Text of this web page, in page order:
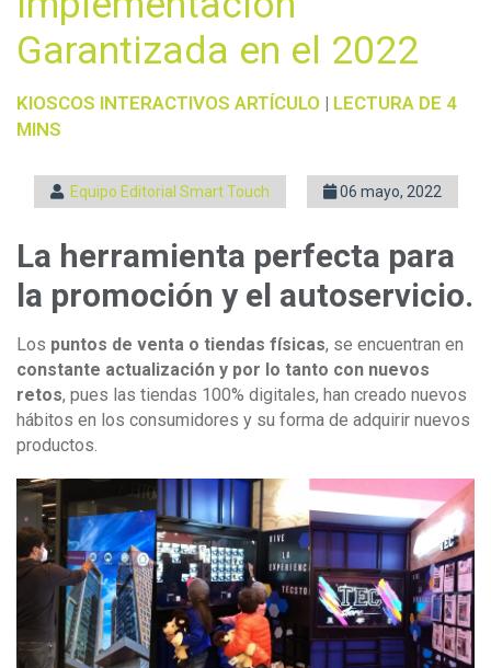
Garantizada en el 2022
KIOSCOS INTERACTIVOS ARTÍCULO | LECTURA DE 4
MINS
Equipo Editorial Smart Touch 06 mayo, 2022
La herramienta perfecta para
la promoción y el autoservicio.
Los puntos de venta o tiendas físicas, se encuentran en
constante actualización y por lo tanto con nuevos
retos, pues las tiendas 100% digitales, han creado nuevos
hábitos en los consumidores y su forma de adquirir nuevos
productos.